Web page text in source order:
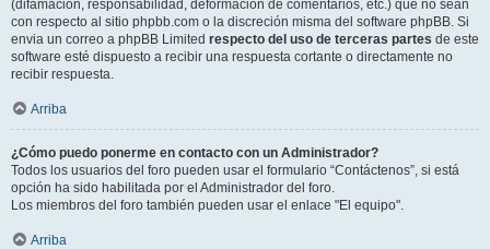
(difamación, responsabilidad, deformación de comentarios, etc.) que no sean
con respecto al sitio phpbb.com o la discreción misma del software phpBB. Si
envia un correo a phpBB Limited respecto del uso de terceras partes de este
software esté dispuesto a recibir una respuesta cortante o directamente no
recibir respuesta.
Arriba
¿Cómo puedo ponerme en contacto con un Administrador?
Todos los usuarios del foro pueden usar el formulario “Contáctenos”, si está
opción ha sido habilitada por el Administrador del foro.
Los miembros del foro también pueden usar el enlace "El equipo".
Arriba